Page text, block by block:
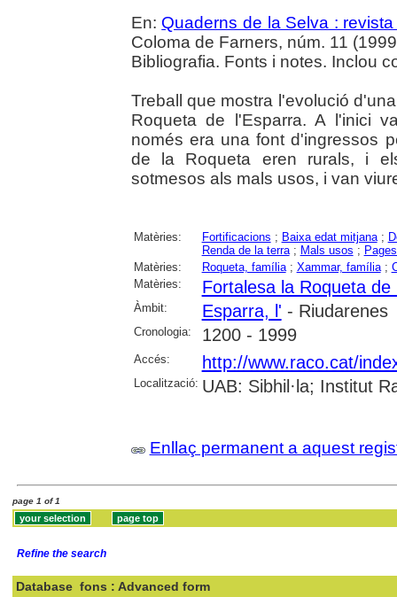
En: Quaderns de la Selva :
Coloma de Farners, núm. 11
Bibliografia. Fonts i notes. Inclou
Treball que mostra l'evolució
Roqueta de l'Esparra. A l'inici
només era una font d'ingressos
de la Roqueta eren rurals, i
sotmesos als mals usos, i van
Matèries: Fortificacions ; Baixa edat mitjana;
Renda de la terra; Mals usos ;
Matèries:
Roqueta, família; Xammar, família;
Matèries:
Fortalesa la Roqueta de
Àmbit: Esparra, l' - Riudarenes
Cronologia: 1200 - 1999
Accés: http://www.raco.cat/
Localització: UAB: Sibhil·la; Institut
Enllaç permanent a aquest
page 1 of 1
Refine the search
Database fons : Advanced form